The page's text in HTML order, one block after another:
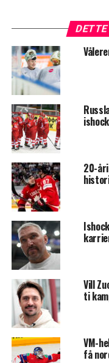
DETTE
20-
Vill
ti
VM-
få